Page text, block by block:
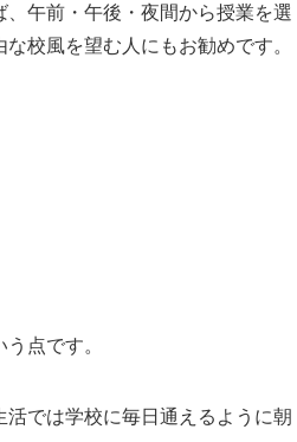
午前・午後・夜間から授業を選
校風を望む人にもお勧めです。
点です。
では学校に毎日通えるように朝